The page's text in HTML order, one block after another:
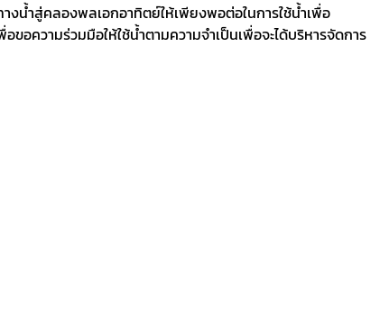
งน้ำสู่คลองพลเอกอาทิตย์ให้เพียงพอต่อในการใช้น้ำเพื่อ
อความร่วมมือให้ใช้น้ำตามความจำเป็นเพื่อจะได้บริหารจัดการ